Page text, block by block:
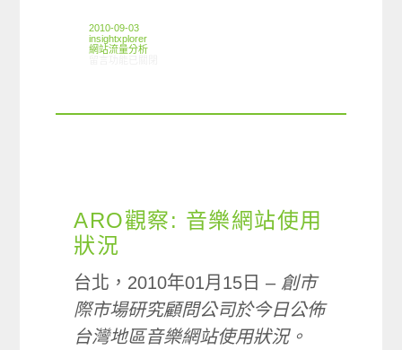
2010-09-03
insightxplorer
網站流量分析
ARO觀察: 音樂網站使用
狀況
台北，2010年01月15日 – 創市
際市場研究顧問公司於今日公佈
台灣地區音樂網站使用狀況。